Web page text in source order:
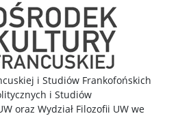
i Studiów Frankofońskich
i Studiów
oraz Wydział Filozofii UW we